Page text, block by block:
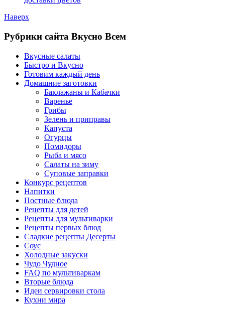
Наверх
Рубрики сайта Вкусно Всем
Вкусные салаты
Быстро и Вкусно
Готовим каждый день
Домашние заготовки
Баклажаны и Кабачки
Варенье
Грибы
Зелень и приправы
Капуста
Огурцы
Помидоры
Рыба и мясо
Салаты на зиму
Суповые заправки
Конкурс рецептов
Напитки
Постные блюда
Рецепты для детей
Рецепты для мультиварки
Рецепты первых блюд
Сладкие рецепты Десерты
Соус
Холодные закуски
Чудо Чудное
FAQ по мультиваркам
Вторые блюда
Идеи сервировки стола
Кухни мира